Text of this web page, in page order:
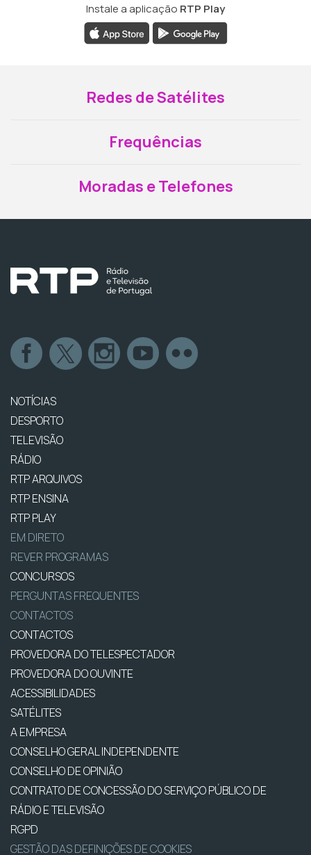
Instale a aplicação RTP Play
Redes de Satélites
Frequências
Moradas e Telefones
NOTÍCIAS
DESPORTO
TELEVISÃO
RÁDIO
RTP ARQUIVOS
RTP ENSINA
RTP PLAY
EM DIRETO
REVER PROGRAMAS
CONCURSOS
PERGUNTAS FREQUENTES
CONTACTOS
CONTACTOS
PROVEDORA DO TELESPECTADOR
PROVEDORA DO OUVINTE
ACESSIBILIDADES
SATÉLITES
A EMPRESA
CONSELHO GERAL INDEPENDENTE
CONSELHO DE OPINIÃO
CONTRATO DE CONCESSÃO DO SERVIÇO PÚBLICO DE
RÁDIO E TELEVISÃO
RGPD
GESTÃO DAS DEFINIÇÕES DE COOKIES